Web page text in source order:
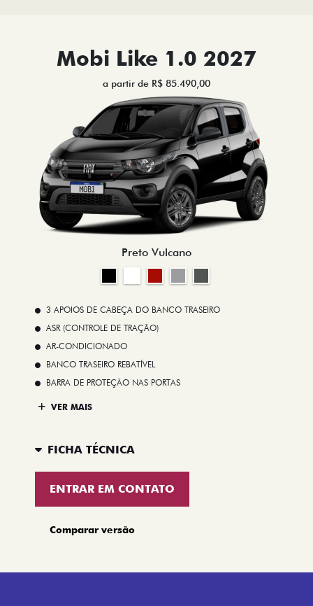
Mobi Like 1.0 2027
a partir de R$ 85.490,00
Preto Vulcano
3 APOIOS DE CABEÇA DO BANCO TRASEIRO
ASR (CONTROLE DE TRAÇÃO)
AR-CONDICIONADO
BANCO TRASEIRO REBATÍVEL
BARRA DE PROTEÇÃO NAS PORTAS
VER MAIS
FICHA TÉCNICA
ENTRAR EM CONTATO
Comparar versão